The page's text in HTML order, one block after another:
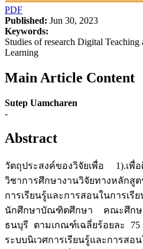
PDF
Published: Jun 30, 2023
Keywords:
Studies of research Digital
Learning
Main Article Content
Sutep Uamcharen
-
Abstract
วัตถุประสงค์ของวิจัยเพื่อ 1).เพื่
วิชาการศึกษางานวิจัยทางหลักสู
การเรียนรู้และการสอนในการเ
นักศึกษาบัณฑิตศึกษา คณะศึกษา
ธนบุรี ตามเกณฑ์เฉลี่ยร้อยละ
ระบบนิเวศการเรียนรู้และการสอ